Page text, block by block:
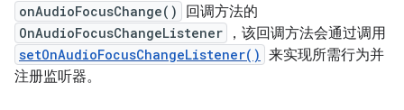
onAudioFocusChange() 回调方法的
OnAudioFocusChangeListener ，该回调方法会通过调用
setOnAudioFocusChangeListener() 来实现所需行为并
注册监听器。